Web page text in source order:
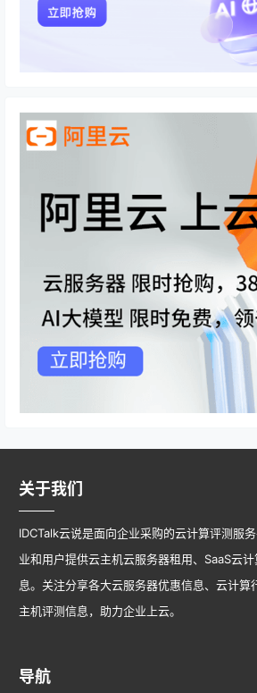
关于我们
IDCTalk云说是面向企业采购的云计算评测服
业和用户提供云主机云服务器租用、SaaS云
息。关注分享各大云服务器优惠信息、云计算
主机评测信息，助力企业上云。
导航